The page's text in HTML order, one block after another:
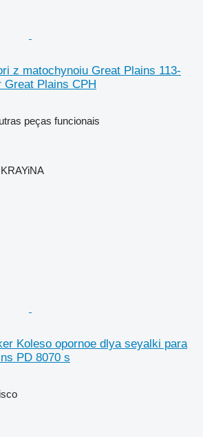
z matochynoiu Great Plains 113-
Great Plains CPH
peças funcionais
Koleso opornoe dlya seyalki para
PD 8070 s